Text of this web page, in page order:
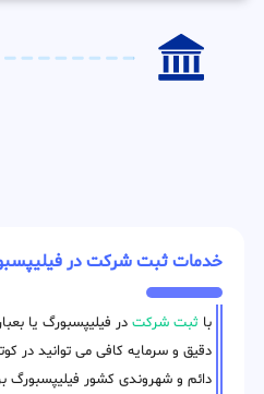
خدمات ثبت شرکت در
با ثبت شرکت در فیلیپسبورگ یا
دقیق و سرمایه کافی می توانید در
دائم و شهروندی کشور